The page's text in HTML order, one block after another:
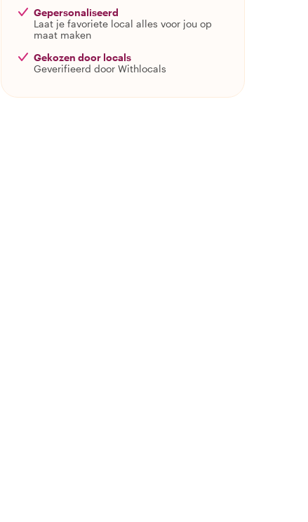
Gepersonaliseerd
Laat je favoriete local alles voor jou op
maat maken
Gekozen door locals
Geverifieerd door Withlocals